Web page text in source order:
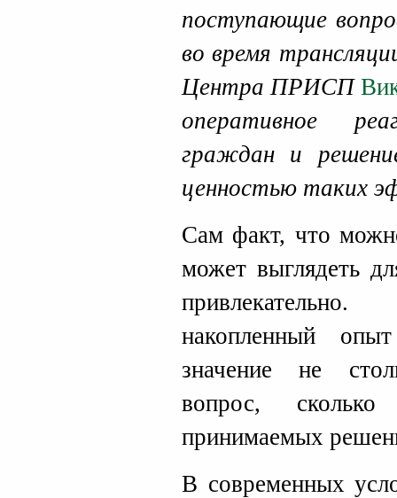
поступающие
во время
Центра ПРИСП
оперативное
граждан и
ценностью таких
Сам факт, что
может выглядеть
накопленный
значение не
вопрос,
принимаемых
В современных